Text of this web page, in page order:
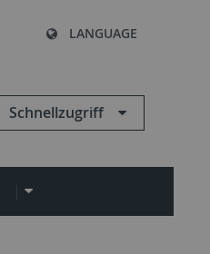
LANGUAGE
Schnellzugriff